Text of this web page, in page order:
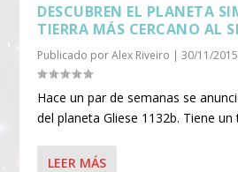
DESCUBREN EL PLANETA
TIERRA MÁS CERCANO AL
Publicado porAlex Riveiro |30/11/
Hace un par de semanas se
del planeta Gliese 1132b. Tiene un
LEER MÁS